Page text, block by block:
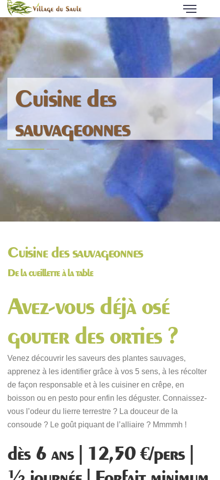
Cuisine des
sauvageonnes
Cuisine des sauvageonnes
De la cueillette à la table
Avez-vous déjà osé
gouter des orties ?
Venez découvrir les saveurs des plantes sauvages,
apprenez à les identifier grâce à vos 5 sens, à les récolter
de façon responsable et à les cuisiner en crêpe, en
boisson ou en pesto pour enfin les déguster. Connaissez-
vous l’odeur du lierre terrestre ? La douceur de la
consoude ? Le goût piquant de l’alliaire ? Mmmmh !
dès 6 ans | 12,50 €/pers |
½ journée | Forfait minimum